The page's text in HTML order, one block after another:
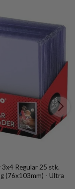
Regular 25 stk.
(76x103mm) - Ultra